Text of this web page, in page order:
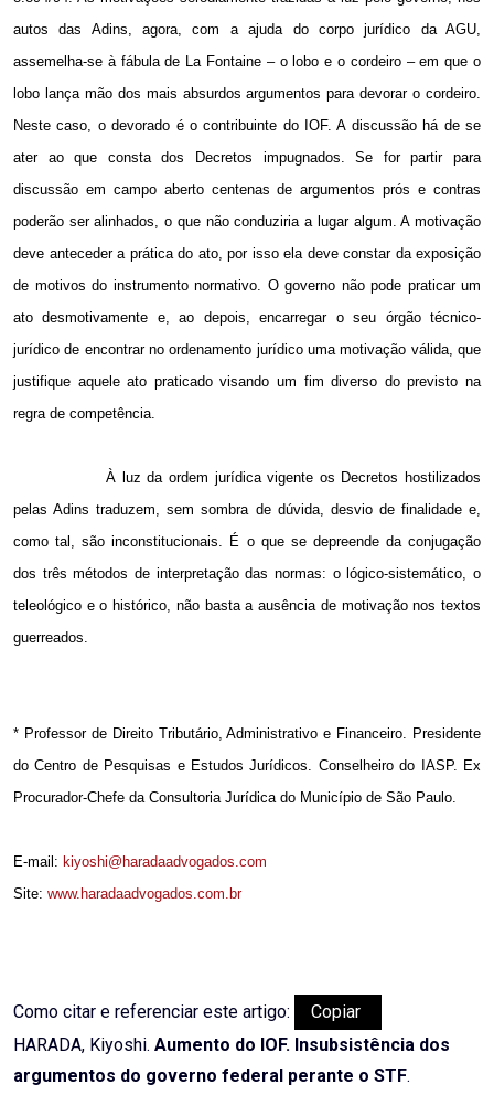
autos das Adins, agora, com a ajuda do corpo jurídico da AGU,
assemelha-se à fábula de La Fontaine – o lobo e o cordeiro – em que o
lobo lança mão dos mais absurdos argumentos para devorar o cordeiro.
Neste caso, o devorado é o contribuinte do IOF. A discussão há de se
ater ao que consta dos Decretos impugnados. Se for partir para
discussão em campo aberto centenas de argumentos prós e contras
poderão ser alinhados, o que não conduziria a lugar algum. A motivação
deve anteceder a prática do ato, por isso ela deve constar da exposição
de motivos do instrumento normativo. O governo não pode praticar um
ato desmotivamente e, ao depois, encarregar o seu órgão técnico-
jurídico de encontrar no ordenamento jurídico uma motivação válida, que
justifique aquele ato praticado visando um fim diverso do previsto na
regra de competência.
À luz da ordem jurídica vigente os Decretos hostilizados
pelas Adins traduzem, sem sombra de dúvida, desvio de finalidade e,
como tal, são inconstitucionais. É o que se depreende da conjugação
dos três métodos de interpretação das normas: o lógico-sistemático, o
teleológico e o histórico, não basta a ausência de motivação nos textos
guerreados.
* Professor de Direito Tributário, Administrativo e Financeiro. Presidente
do Centro de Pesquisas e Estudos Jurídicos. Conselheiro do IASP. Ex
Procurador-Chefe da Consultoria Jurídica do Município de São Paulo.
E-mail: kiyoshi@haradaadvogados.com
Site: www.haradaadvogados.com.br
Como citar e referenciar este artigo:
Copiar
HARADA, Kiyoshi. Aumento do IOF. Insubsistência dos
argumentos do governo federal perante o STF.